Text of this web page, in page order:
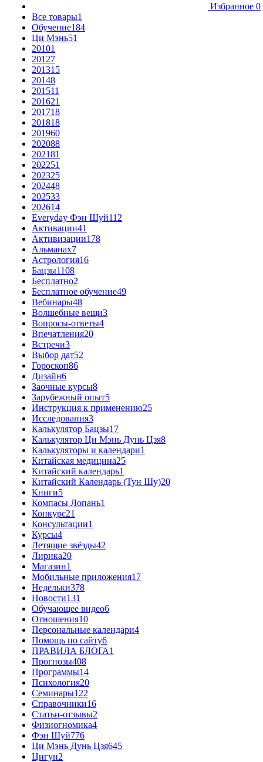
Избранное 0
Все товары1
Обучение184
Ци Мэнь51
20101
20127
201315
20148
201511
201621
201718
201818
201960
202088
202181
202251
202325
202448
202533
202614
Everyday Фэн Шуй112
Активации41
Активизации178
Альманах7
Астрология16
Бацзы1108
Бесплатно2
Бесплатное обучение49
Вебинары48
Волшебные вещи3
Вопросы-ответы4
Впечатления20
Встречи3
Выбор дат52
Гороскоп86
Дизайн6
Заочные курсы8
Зарубежный опыт5
Инструкция к применению25
Исследования3
Калькулятор Бацзы17
Калькулятор Ци Мэнь Дунь Цзя8
Калькуляторы и календари1
Китайская медицина25
Китайский календарь1
Китайский Календарь (Тун Шу)20
Книги5
Компасы Лопань1
Конкурс21
Консультации1
Курсы4
Летящие звёзды42
Лирика20
Магазин1
Мобильные приложения17
Недельки378
Новости131
Обучающее видео6
Отношения10
Персональные календари4
Помощь по сайту6
ПРАВИЛА БЛОГА1
Прогнозы408
Программы14
Психология20
Семинары122
Справочники16
Статьи-отзывы2
Физиогномика4
Фэн Шуй776
Ци Мэнь Дунь Цзя645
Цигун2